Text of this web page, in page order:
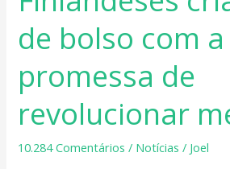
de bolso com a
promessa de
revolucionar
10.284 Comentários / Notícias / Joel
criam
PC
bolso
a
promessa